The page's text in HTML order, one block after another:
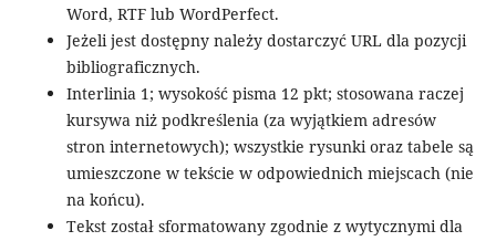
Word, RTF lub WordPerfect.
Jeżeli jest dostępny należy dostarczyć URL dla pozycji
bibliograficznych.
Interlinia 1; wysokość pisma 12 pkt; stosowana raczej
kursywa niż podkreślenia (za wyjątkiem adresów
stron internetowych); wszystkie rysunki oraz tabele są
umieszczone w tekście w odpowiednich miejscach (nie
na końcu).
Tekst został sformatowany zgodnie z wytycznymi dla